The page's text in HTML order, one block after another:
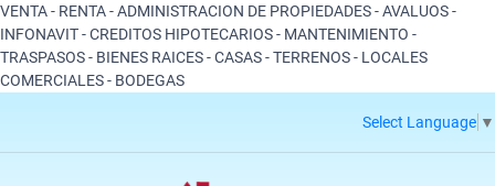
VENTA - RENTA - ADMINISTRACION DE PROPIEDADES - AVALUOS -
INFONAVIT - CREDITOS HIPOTECARIOS - MANTENIMIENTO -
TRASPASOS - BIENES RAICES - CASAS - TERRENOS - LOCALES
COMERCIALES - BODEGAS
Select Language ▼